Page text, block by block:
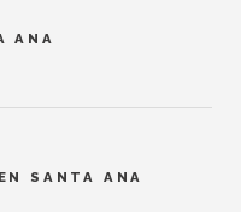
ANA
SANTA ANA